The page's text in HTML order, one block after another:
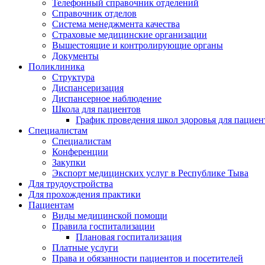
Телефонный справочник отделений
Справочник отделов
Система менеджмента качества
Страховые медицинские организации
Вышестоящие и контролирующие органы
Документы
Поликлиника
Структура
Диспансеризация
Диспансерное наблюдение
Школа для пациентов
График проведения школ здоровья для
Специалистам
Специалистам
Конференции
Закупки
Экспорт медицинских услуг в Республике Тыва
Для трудоустройства
Для прохождения практики
Пациентам
Виды медицинской помощи
Правила госпитализации
Плановая госпитализация
Платные услуги
Права и обязанности пациентов и посетителей